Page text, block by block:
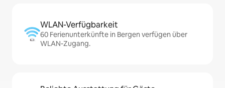
WLAN-Verfügbarkeit
60 Ferienunterkünfte in Bergen verfügen über
WLAN-Zugang.